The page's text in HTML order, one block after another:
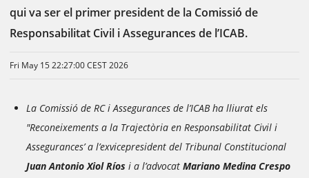
qui va ser el primer president de la Comissió de
Responsabilitat Civil i Assegurances de l’ICAB.
Fri May 15 22:27:00 CEST 2026
La Comissió de RC i Assegurances de l’ICAB ha lliurat els
"Reconeixements a la Trajectòria en Responsabilitat Civil i
Assegurances’ a l’exvicepresident del Tribunal Constitucional
Juan Antonio Xiol Ríos i a l’advocat Mariano Medina Crespo